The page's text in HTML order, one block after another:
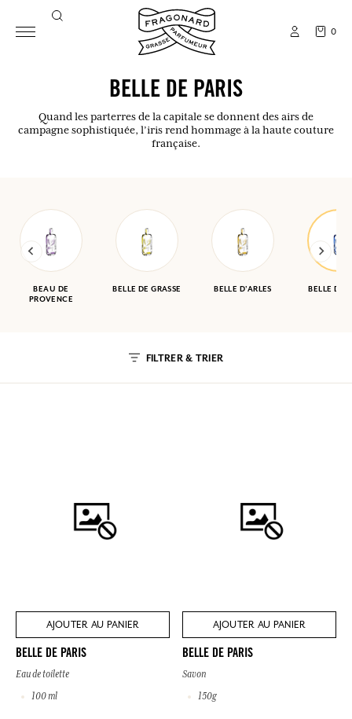
0
BELLE DE PARIS
Quand les parterres de la capitale se donnent des airs de
campagne sophistiquée, l’iris rend hommage à la haute couture
française.
BEAU DE
PROVENCE
BELLE DE GRASSE BELLE D'ARLES BELLE DE
FILTRER & TRIER
AJOUTER AU PANIER
BELLE DE PARIS
Eau de toilette
100 ml
AJOUTER AU PANIER
BELLE DE PARIS
Savon
150g